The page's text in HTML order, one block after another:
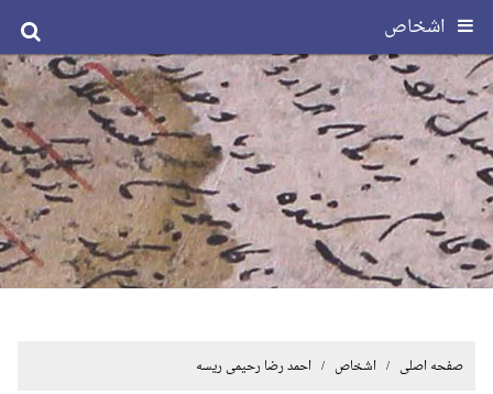
اشخاص
صفحه اصلی / اشخاص / احمد رضا رحیمی ریسه